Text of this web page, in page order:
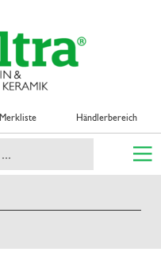
Merkliste Händlerbereich